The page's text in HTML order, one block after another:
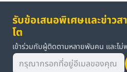
รับข้อเสนอพิเศษและข่าวส
โต
เข้าร่วมกับผู้ติดตามหลายพันคน และไ